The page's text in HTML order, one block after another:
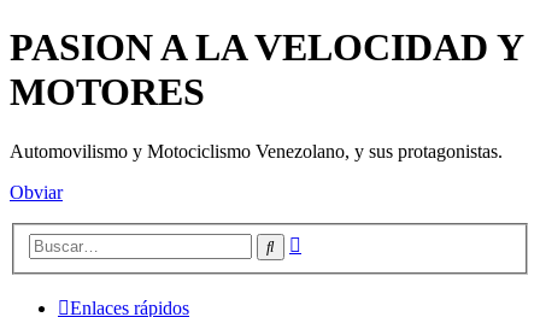
PASION A LA VELOCIDAD Y
MOTORES
Automovilismo y Motociclismo Venezolano, y sus protagonistas.
Obviar
Buscar
Enlaces rápidos